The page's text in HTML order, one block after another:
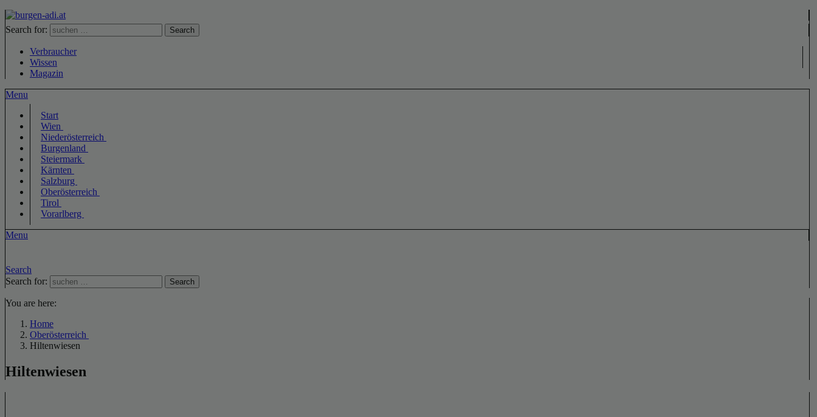
Search for: Search
Verbraucher
Wissen
Magazin
Menu
Start
Wien
Niederösterreich
Burgenland
Steiermark
Kärnten
Salzburg
Oberösterreich
Tirol
Vorarlberg
Menu
Search
Search for:
Search
You are here:
Home
Oberösterreich
Hiltenwiesen
Hiltenwiesen